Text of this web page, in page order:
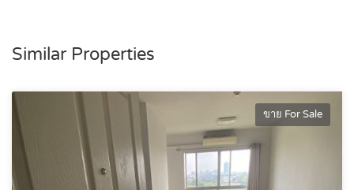
Similar Properties
ขาย For Sale